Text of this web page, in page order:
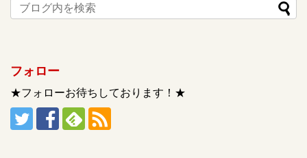
フォロー
★フォローお待ちしております！★